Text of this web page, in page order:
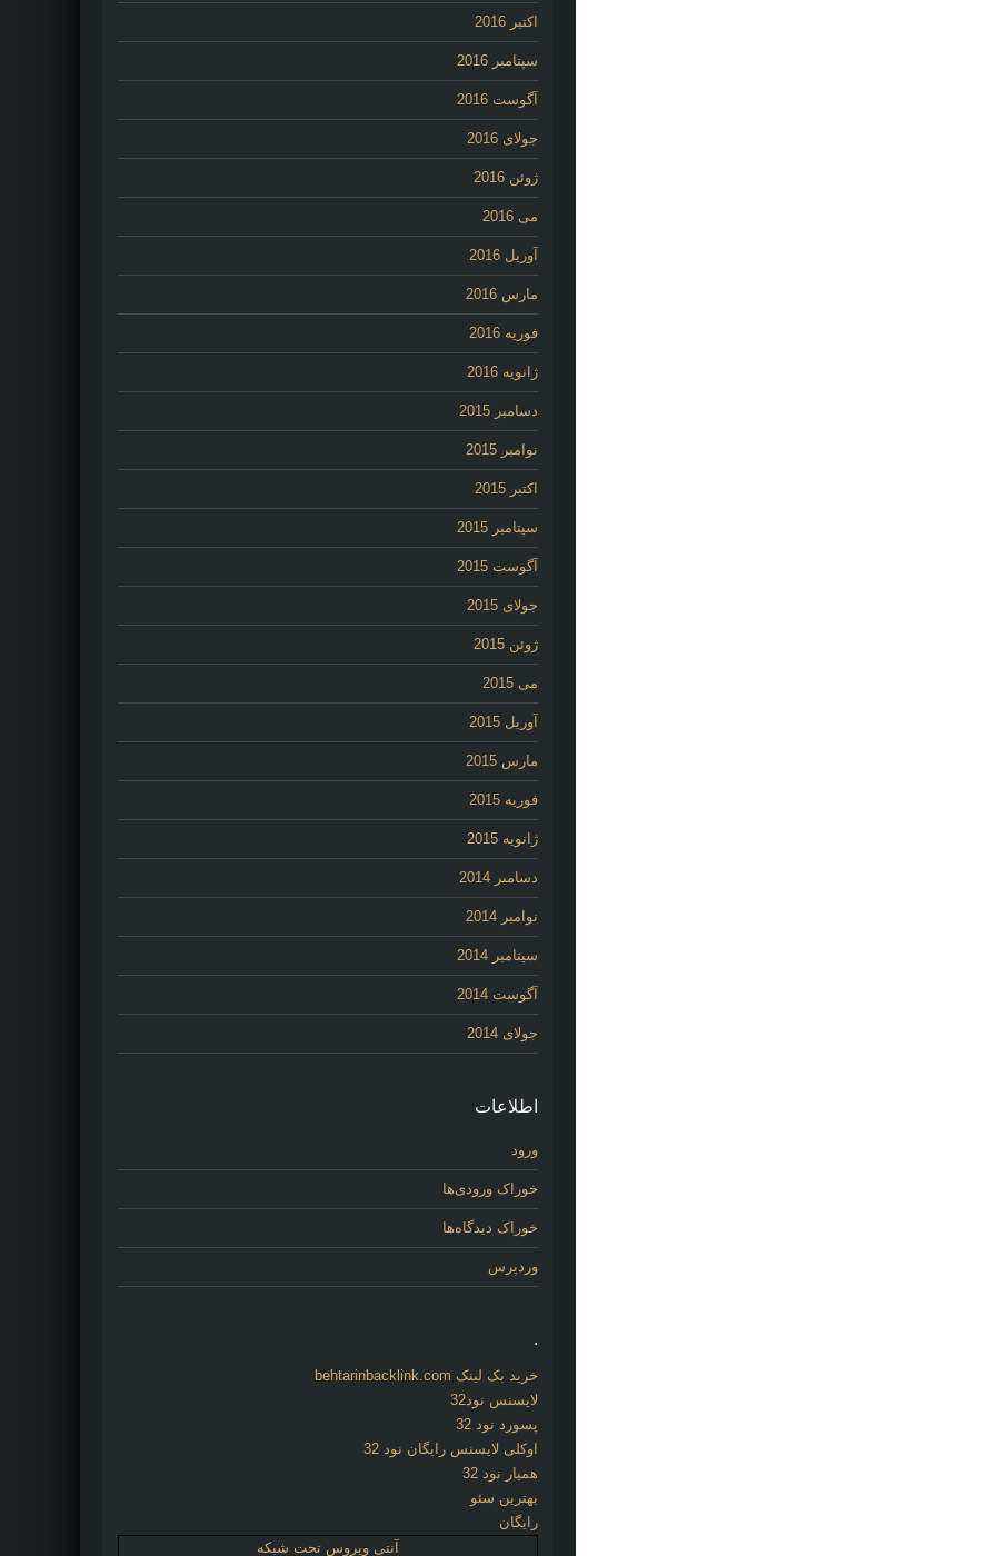
اکتبر 2016
سپتامبر 2016
آگوست 2016
جولای 2016
ژوئن 2016
می 2016
آوریل 2016
مارس 2016
فوریه 2016
ژانویه 2016
دسامبر 2015
نوامبر 2015
اکتبر 2015
سپتامبر 2015
آگوست 2015
جولای 2015
ژوئن 2015
می 2015
آوریل 2015
مارس 2015
فوریه 2015
ژانویه 2015
دسامبر 2014
نوامبر 2014
سپتامبر 2014
آگوست 2014
جولای 2014
اطلاعات
ورود
خوراک ورودی‌ها
خوراک دیدگاه‌ها
وردپرس
.
خرید بک لینک behtarinbacklink.com
لایسنس نود32
پسورد نود 32
اوکلی لایسنس رایگان نود 32
همیار نود 32
بهترین سئو
رایگان
آنتی ویروس تحت شبکه